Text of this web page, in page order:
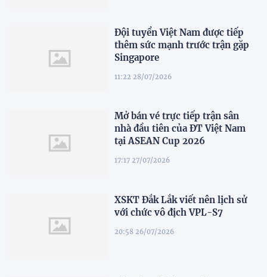
Đội tuyển Việt Nam được tiếp
thêm sức mạnh trước trận gặp
Singapore
11:22 28/07/2026
Mở bán vé trực tiếp trận sân
nhà đầu tiên của ĐT Việt Nam
tại ASEAN Cup 2026
17:17 27/07/2026
XSKT Đắk Lắk viết nên lịch sử
với chức vô địch VPL-S7
20:58 26/07/2026